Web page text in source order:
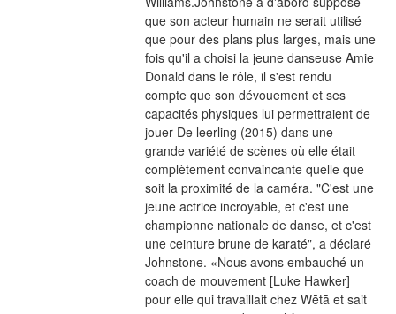
que son acteur humain ne serait utilisé
que pour des plans plus larges, mais une
fois qu'il a choisi la jeune danseuse Amie
Donald dans le rôle, il s'est rendu
compte que son dévouement et ses
capacités physiques lui permettraient de
jouer De leerling (2015) dans une
grande variété de scènes où elle était
complètement convaincante quelle que
soit la proximité de la caméra. "C'est une
jeune actrice incroyable, et c'est une
championne nationale de danse, et c'est
une ceinture brune de karaté", a déclaré
Johnstone. «Nous avons embauché un
coach de mouvement [Luke Hawker]
pour elle qui travaillait chez Wētā et sait